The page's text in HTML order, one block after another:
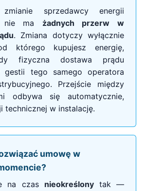
sprzedawcy energii
nie ma żadnych przerw w
. Zmiana dotyczy wyłącznie
którego kupujesz energię,
fizyczna dostawa prądu
gestii tego samego operatora
Przejście między
odbywa się automatycznie,
technicznej w instalację.
umowę w
na czas nieokreślonytak —